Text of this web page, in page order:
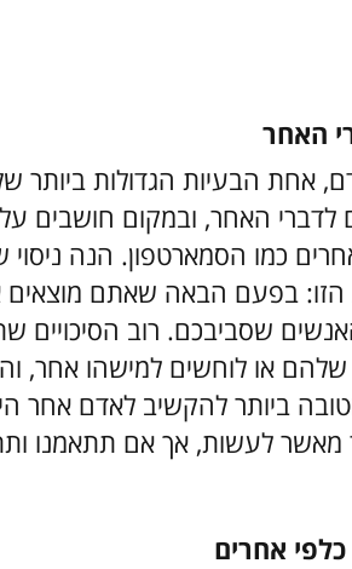
אחת הבעיות הגדולות ביותר של
לדברי האחר, ובמקום חושבים
כמו הסמארטפון. הנה ניסוי
בפעם הבאה שאתם מוצאים
שסביבכם. רוב הסיכויים
או לוחשים למישהו אחר,
ביותר להקשיב לאדם אחר
מאשר לעשות, אך אם תתאמנו